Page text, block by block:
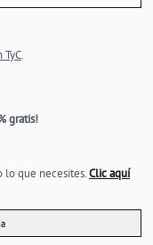
.
gratis!
lo que necesites.Clic aquí